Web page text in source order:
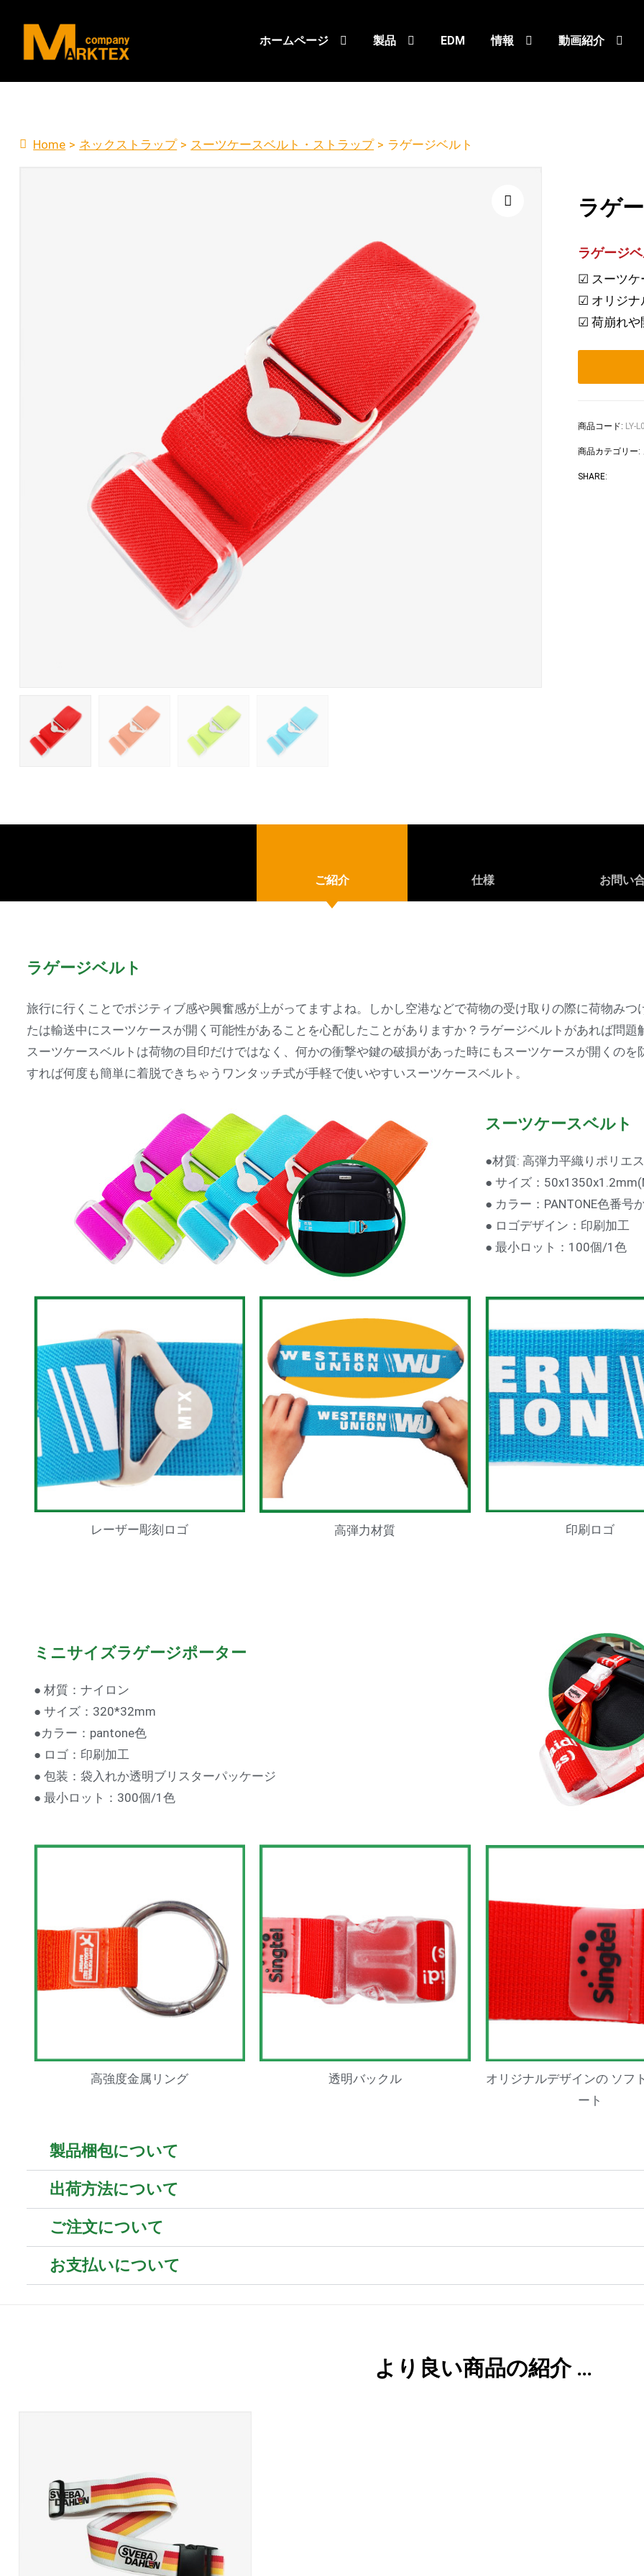
ホームページ 製品 EDM 情報 動画紹介
Home > ネックストラップ > スーツケースベルト・ストラップ > ラゲージベルト
ラゲ
ラゲージ
☑ スーツケ
☑ オリジナ
☑ 荷崩れや
商品コード: LY-
商品カテゴリー:
SHARE:
ご紹介 仕様 お問い
ラゲージベルト
旅行に行くことでポジティブ感や興奮感が上がってますよね。しかし空港などで荷物の受け取りの際に荷物み
たは輸送中にスーツケースが開く可能性があることを心配したことがありますか？ラゲージベルトがあれば問題
スーツケースベルトは荷物の目印だけではなく、何かの衝撃や鍵の破損があった時にもスーツケースが開くの
すれば何度も簡単に着脱できちゃうワンタッチ式が手軽で使いやすいスーツケースベルト。
スーツケースベルト
●材質: 高弾力平織りポリエ
● サイズ：
● カラー：PANTONE色番号
● ロゴデザイン：印刷加工
● 最小ロット：100個/1色
レーザー彫刻ロゴ 高弾力材質 印刷ロゴ
ミニサイズラゲージポーター
● 材質：ナイロン
● サイズ：320*32mm
●カラー：pantone色
● ロゴ：印刷加工
● 包装：袋入れか透明ブリスターパッケージ
● 最小ロット：300個/1色
高強度金属リング 透明バックル
オリジナルデザインの ソフ
ート
製品梱包について
出荷方法について
ご注文について
お支払いについて
より良い商品の紹介 …